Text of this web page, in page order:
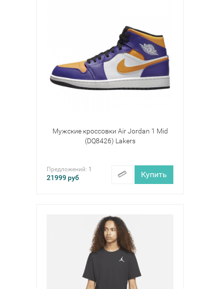
Мужские кроссовки Air Jordan 1 Mid
(DQ8426) Lakers
Предложений: 1
21999руб Купить